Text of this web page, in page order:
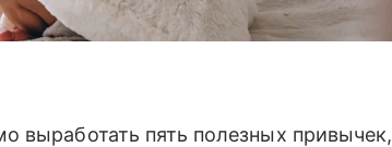
выработать пять полезных привычек,